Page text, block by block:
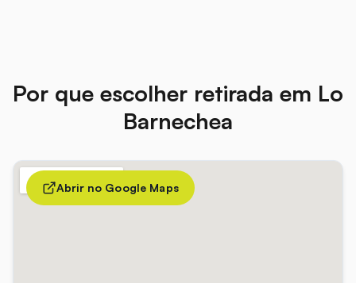
Por que escolher retirada em Lo
Barnechea
Abrir no Google Maps